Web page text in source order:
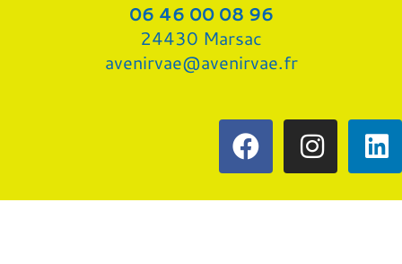
06 46 00 08 96
24430 Marsac
avenirvae@avenirvae.fr